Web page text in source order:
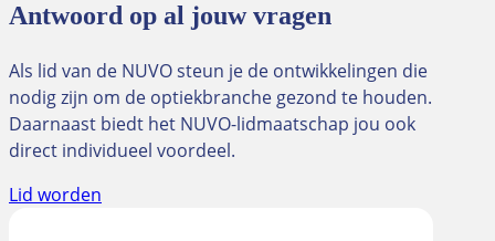
Antwoord op al jouw vragen
Als lid van de NUVO steun je de ontwikkelingen die
nodig zijn om de optiekbranche gezond te houden.
Daarnaast biedt het NUVO-lidmaatschap jou ook
direct individueel voordeel.
Lid worden